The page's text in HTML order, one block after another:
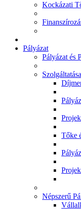
Kockázati
Pályázat
Pályázat és
Tőke
Népszerű